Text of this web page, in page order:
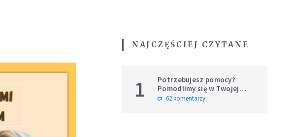
NAJCZĘŚCIEJ CZYTANE
1
Potrzebujesz pomocy?
Pomodlimy się w Twojej
intencji
62 komentarzy